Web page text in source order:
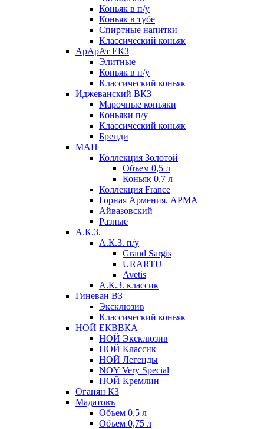
Коньяк в п/у
Коньяк в тубе
Спиртные напитки
Классический коньяк
АрАрАт ЕКЗ
Элитные
Коньяк в п/у
Классический коньяк
Иджеванский ВКЗ
Марочные коньяки
Коньяки п/у
Классический коньяк
Бренди
МАП
Коллекция Золотой
Объем 0,5 л
Коньяк 0,7 л
Коллекция France
Горная Армения. АРМА
Айвазовский
Разные
А.К.З.
А.К.З. п/у
Grand Sargis
URARTU
Avetis
А.К.З. классик
Гиневан ВЗ
Эксклюзив
Классический коньяк
НОЙ ЕКВВКА
НОЙ Эксклюзив
НОЙ Классик
НОЙ Легенды
NOY Very Speсial
НОЙ Кремлин
Оганян КЗ
Мадатовъ
Объем 0,5 л
Объем 0,75 л